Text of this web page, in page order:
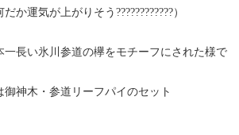
か運気が上がりそう????????????）
一長い氷川参道の欅をモチーフにされた様で
神木・参道リーフパイのセット